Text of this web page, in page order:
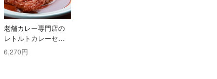
老舗カレー専門店の
レトルトカレーセッ
ト
6,270円